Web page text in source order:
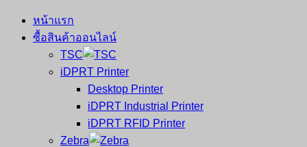
จำหน่าย
คอมพิวเตอร์
หน้าแรก
ซื้อสินค้าออนไลน์
TSC
iDPRT Printer
Desktop Printer
iDPRT Industrial Printer
iDPRT RFID Printer
Zebra